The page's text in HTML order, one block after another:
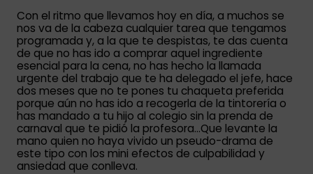
Con el ritmo que llevamos hoy en día, a muchos se
nos va de la cabeza cualquier tarea que tengamos
programada y, a la que te despistas, te das cuenta
de que no has ido a comprar aquel ingrediente
esencial para la cena, no has hecho la llamada
urgente del trabajo que te ha delegado el jefe, hace
dos meses que no te pones tu chaqueta preferida
porque aún no has ido a recogerla de la tintorería o
has mandado a tu hijo al colegio sin la prenda de
carnaval que te pidió la profesora…Que levante la
mano quien no haya vivido un pseudo-drama de
este tipo con los mini efectos de culpabilidad y
ansiedad que conlleva.